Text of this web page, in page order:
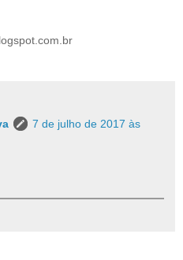
7 de julho de 2017 às